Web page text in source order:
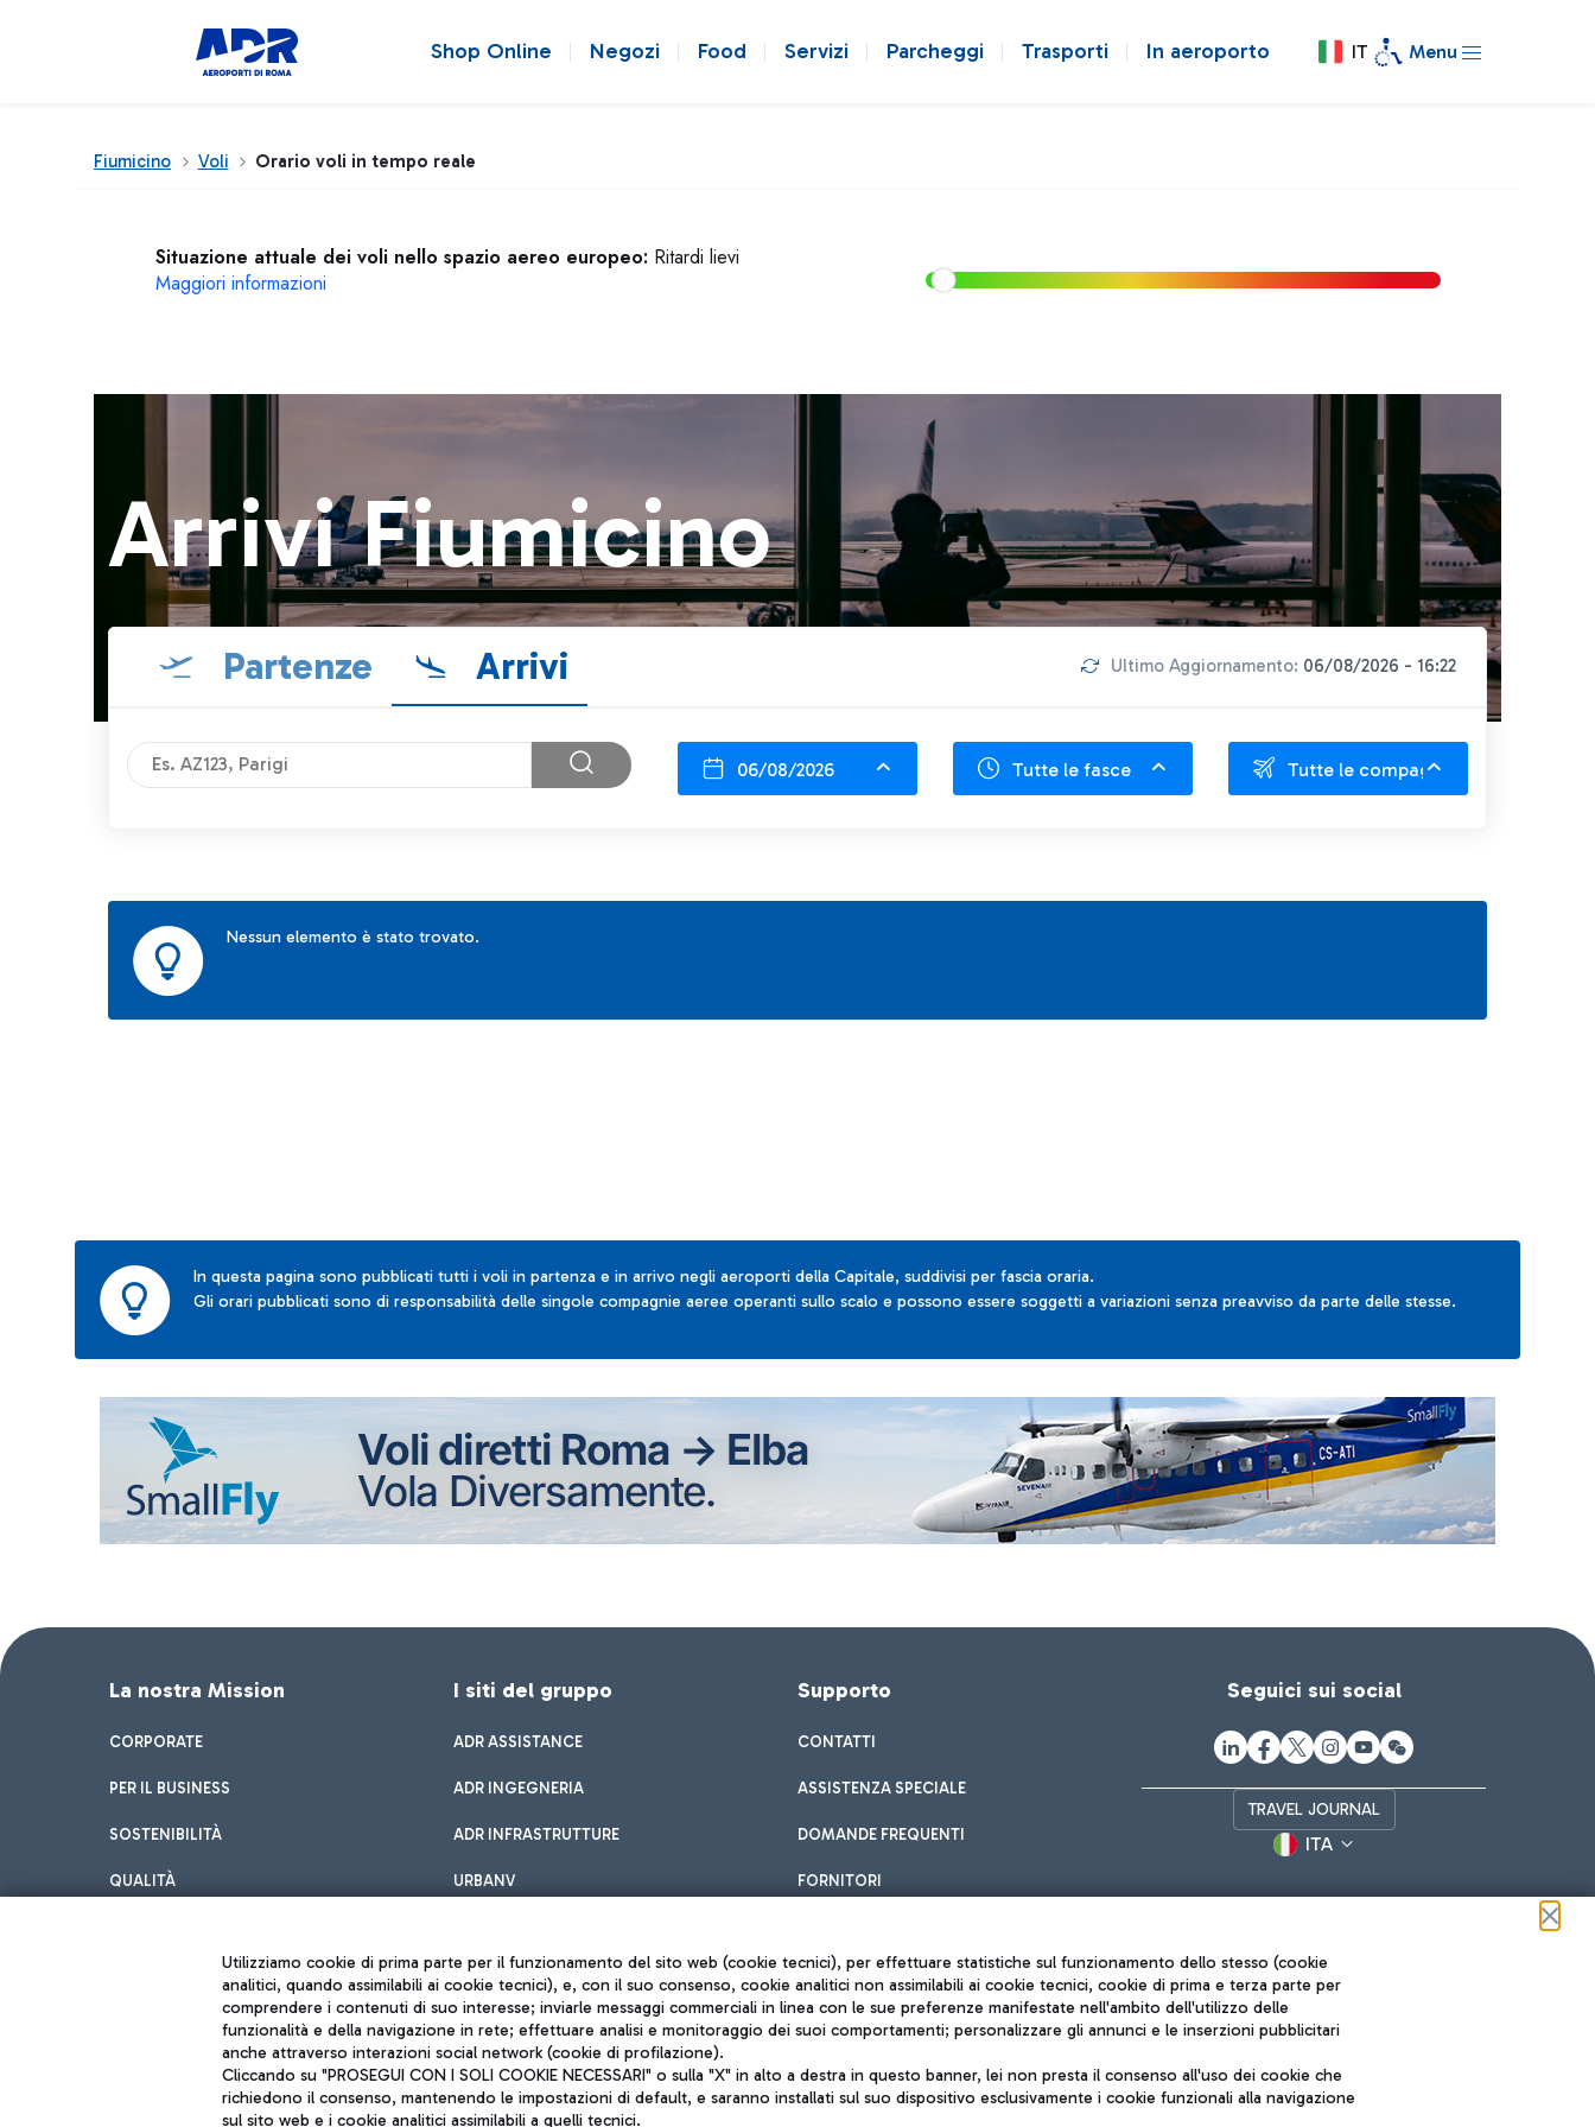
Shop Online Negozi Food Servizi Parcheggi Trasporti In aeroporto IT Menu
Fiumicino Voli Orario voli in tempo reale
Situazione attuale dei voli nello spazio aereo europeo: Ritardi lievi
Maggiori informazioni
Arrivi Fiumicino
Partenze Arrivi Ultimo Aggiornamento: 06/08/2026 - 16:22
06/08/2026 Tutte le fasce Tutte le compagnie
Nessun elemento è stato trovato.
In questa pagina sono pubblicati tutti i voli in partenza e in arrivo negli aeroporti della Capitale, suddivisi per fascia oraria.
Gli orari pubblicati sono di responsabilità delle singole compagnie aeree operanti sullo scalo e possono essere soggetti a variazioni senza preavviso da parte delle stesse.
La nostra Mission
CORPORATE
PER IL BUSINESS
SOSTENIBILITÀ
QUALITÀ
I siti del gruppo
ADR ASSISTANCE
ADR INGEGNERIA
ADR INFRASTRUTTURE
URBANV
Supporto
CONTATTI
ASSISTENZA SPECIALE
DOMANDE FREQUENTI
FORNITORI
Seguici sui social
TRAVEL JOURNAL
ITA
Note legali
Mappa sito
Roma FCO
L'aeroporto stellato
Utilizziamo cookie di prima parte per il funzionamento del sito web (cookie tecnici), per effettuare statistiche sul funzionamento dello stesso (cookie
analitici, quando assimilabili ai cookie tecnici), e, con il suo consenso, cookie analitici non assimilabili ai cookie tecnici, cookie di prima e terza parte per
comprendere i contenuti di suo interesse; inviarle messaggi commerciali in linea con le sue preferenze manifestate nell'ambito dell'utilizzo delle
funzionalità e della navigazione in rete; effettuare analisi e monitoraggio dei suoi comportamenti; personalizzare gli annunci e le inserzioni pubblicitari
anche attraverso interazioni social network (cookie di profilazione).
Cliccando su "PROSEGUI CON I SOLI COOKIE NECESSARI" o sulla "X" in alto a destra in questo banner, lei non presta il consenso all'uso dei cookie che
richiedono il consenso, mantenendo le impostazioni di default, e saranno installati sul suo dispositivo esclusivamente i cookie funzionali alla navigazione
sul sito web e i cookie analitici assimilabili a quelli tecnici.